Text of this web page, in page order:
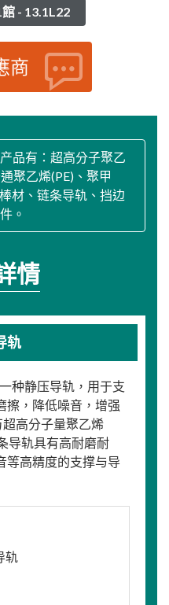
- 13.1L22
商
品有：超高分子聚乙
聚乙烯(PE)、聚甲
材、链条导轨、挡边
。
情
轨
种静压导轨，用于支
擦，降低噪音，增强
高分子量聚乙烯
导轨具有高耐磨耐
等高精度的支撑与导
轨